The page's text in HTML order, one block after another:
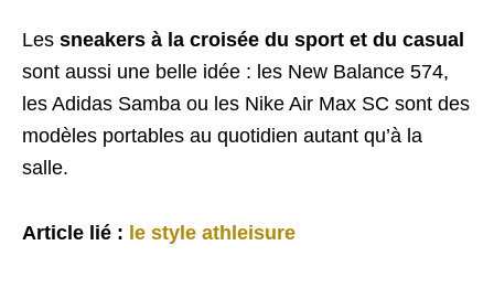
Les sneakers à la croisée du sport et du casual
sont aussi une belle idée : les New Balance 574,
les Adidas Samba ou les Nike Air Max SC sont des
modèles portables au quotidien autant qu’à la
salle.
Article lié : le style athleisure